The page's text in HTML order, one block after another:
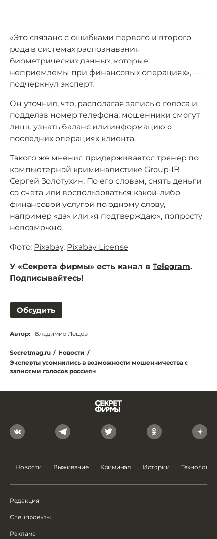
«Это связано с ошибками первого и второго
рода в системах распознавания
биометрических данных, которые
неприемлемы при финансовых операциях», —
подчеркнул эксперт.
Он уточнил, что, располагая записью голоса и
подделав номер телефона, мошенники смогут
лишь узнать баланс или информацию о
последних операциях клиента.
Такого же мнения придерживается тренер по
компьютерной криминалистике Group-IB
Сергей Золотухин. По его словам, снять деньги
со счёта или воспользоваться какой-либо
финансовой услугой по одному слову,
например «да» или «я подтверждаю», попросту
невозможно.
Фото: Pixabay, Pixabay License
У «Секрета фирмы» есть канал в Telegram.
Подписывайтесь!
Обсудить
Автор: Владимир Лещёв
Secretmag.ru / Новости /
Эксперты усомнились в возможности мошенничества с
записями голосов россиян
Новости Выживание Криминал Истории Технологии
Редакция
Спецпроекты
Реклама